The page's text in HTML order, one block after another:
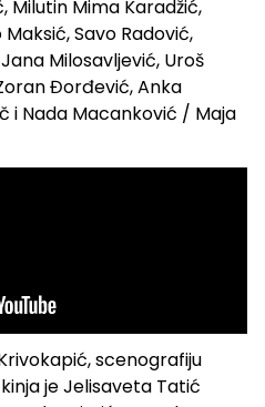
Milutin Mima Karadžić,
Savo Radović,
Milosavljević, Uroš
Đorđević, Anka
i Nada Macanković / Maja
scenografiju
je Jelisaveta Tatić